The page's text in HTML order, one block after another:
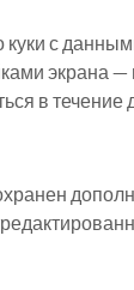
с
экрана
в